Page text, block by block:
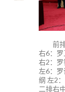
前
右6：罗
右2：罗
左6：
纲 左2
二排右